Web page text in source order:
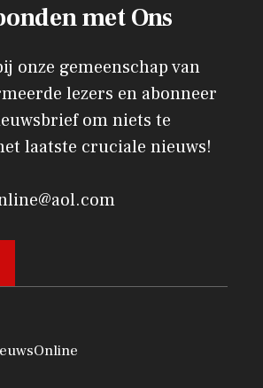
met Ons
onze gemeenschap van
lezers en abonneer
om niets te
laatste cruciale nieuws!